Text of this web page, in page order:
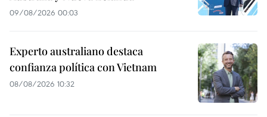
09/08/2026 00:03
Experto australiano destaca
confianza política con Vietnam
08/08/2026 10:32